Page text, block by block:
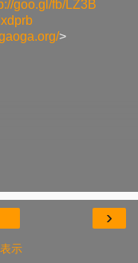
goo.gl/fb/LZ3B
>
›
示